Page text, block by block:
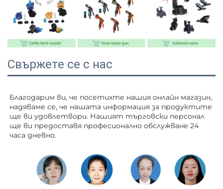
Свържете се с нас
Благодарим ви, че посетихте нашия онлайн магазин,
надяваме се, че нашата информация за продуктите
ще ви удовлетвори. Нашият търговски персонал
ще ви предоставя професионално обслужване 24
часа дневно.